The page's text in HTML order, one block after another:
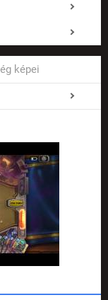
képei